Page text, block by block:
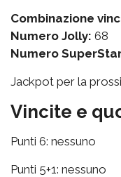
Combinazione
Numero Jolly: 68
Numero
Jackpot per la
Vincite e
Punti 6: nessuno
Punti 5+1: nessuno